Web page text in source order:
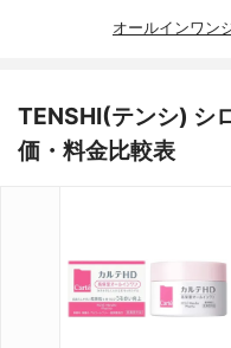
オールインワン
TENSHI(テンシ) シ
価・料金比較表